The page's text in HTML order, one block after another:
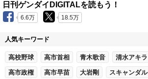
日刊ゲンダイDIGITALを読もう！
6.6万 18.5万
人気キーワード
高校野球 高市首相 青木歌音 清水アキラ
高市政権 高市早苗 大岩剛 スキャンダル